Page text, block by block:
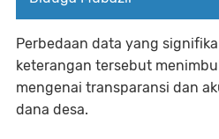
Perbedaan data yang
keterangan tersebut
mengenai transparansi dan
dana desa.